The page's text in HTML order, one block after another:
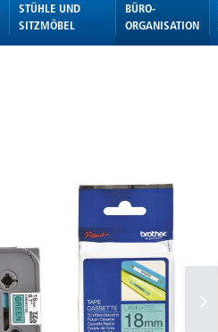
STÜHLE UND
SITZMÖBEL
BÜRO-
ORGANISATION